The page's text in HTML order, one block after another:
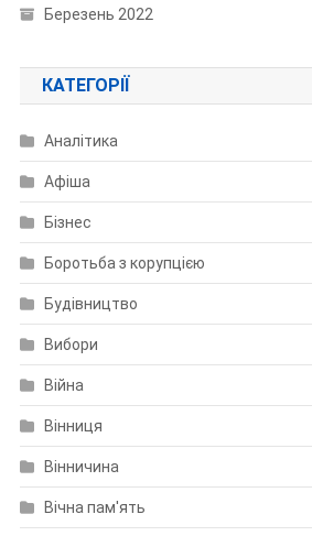
Березень 2022
КАТЕГОРІЇ
Аналітика
Афіша
Бізнес
Боротьба з корупцією
Будівництво
Вибори
Війна
Вінниця
Вінничина
Вічна пам'ять